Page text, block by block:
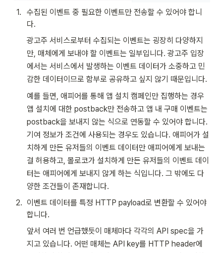
1.
수집된 이벤트 중 필요한 이벤트만 전송할 수 있어야 합니
다.
광고주 서비스로부터 수집되는 이벤트는 굉장히 다양하지
만, 매체에게 보내야 할 이벤트는 일부입니다. 광고주 입장
에서는 서비스에서 발생하는 이벤트 데이터가 소중하고 민
감한 데이터이므로 함부로 공유하고 싶지 않기 때문입니다.
예를 들면, 애피어를 통해 앱 설치 캠페인만 집행하는 경우
앱 설치에 대한 postback만 전송하고 앱 내 구매 이벤트는
postback을 보내지 않는 식으로 연동할 수 있어야 합니다.
기여 정보가 조건에 사용되는 경우도 있습니다. 애피어가 설
치하게 만든 유저들의 이벤트 데이터만 애피어에게 보내는
걸 허용하고, 몰로코가 설치하게 만든 유저들의 이벤트 데이
터는 애피어에게 보내지 않게 하는 식입니다. 그 밖에도 다
양한 조건들이 존재합니다.
2. 이벤트 데이터를 특정 HTTP payload로 변환할 수 있어야
합니다.
앞서 여러 번 언급했듯이 매체마다 각각의 API spec을 가
지고 있습니다. 어떤 매체는 API key를 HTTP header에